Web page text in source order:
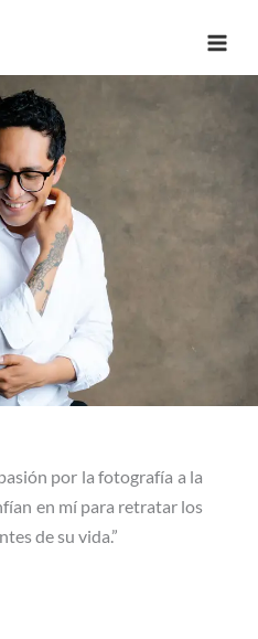
por la fotografía a la
en mí para retratar los
de su vida.”